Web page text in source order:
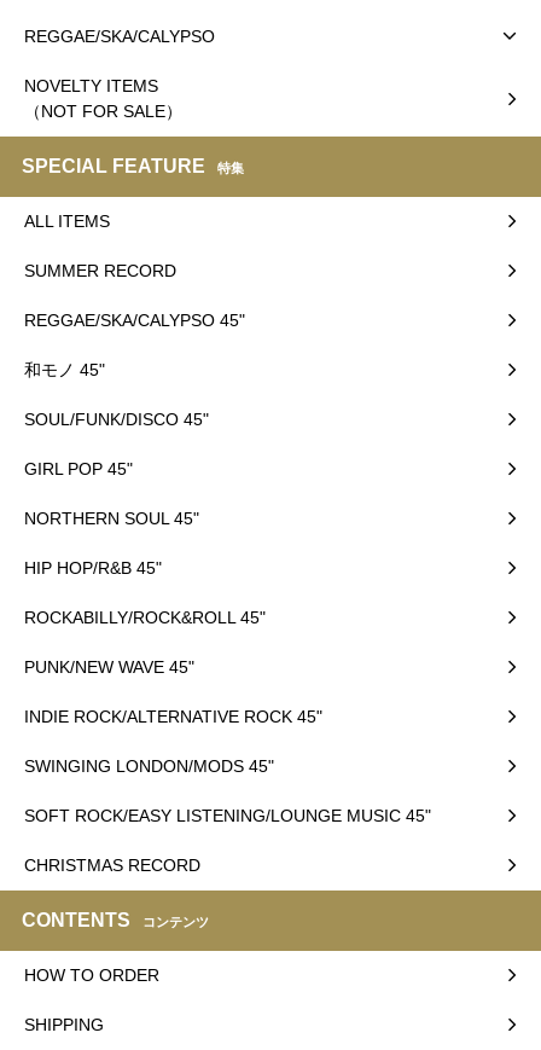
REGGAE/SKA/CALYPSO
NOVELTY ITEMS
（NOT FOR SALE）
SPECIAL FEATURE 特集
ALL ITEMS
SUMMER RECORD
REGGAE/SKA/CALYPSO 45"
和モノ 45"
SOUL/FUNK/DISCO 45"
GIRL POP 45"
NORTHERN SOUL 45"
HIP HOP/R&B 45"
ROCKABILLY/ROCK&ROLL 45"
PUNK/NEW WAVE 45"
INDIE ROCK/ALTERNATIVE ROCK 45"
SWINGING LONDON/MODS 45"
SOFT ROCK/EASY LISTENING/LOUNGE MUSIC 45"
CHRISTMAS RECORD
CONTENTS コンテンツ
HOW TO ORDER
SHIPPING